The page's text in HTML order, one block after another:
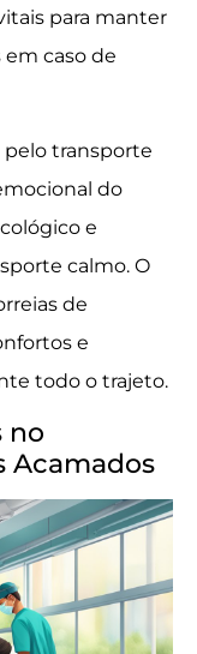
para manter
caso de
pelo transporte
do
e
calmo. O
de
e
todo o trajeto.
no
Acamados